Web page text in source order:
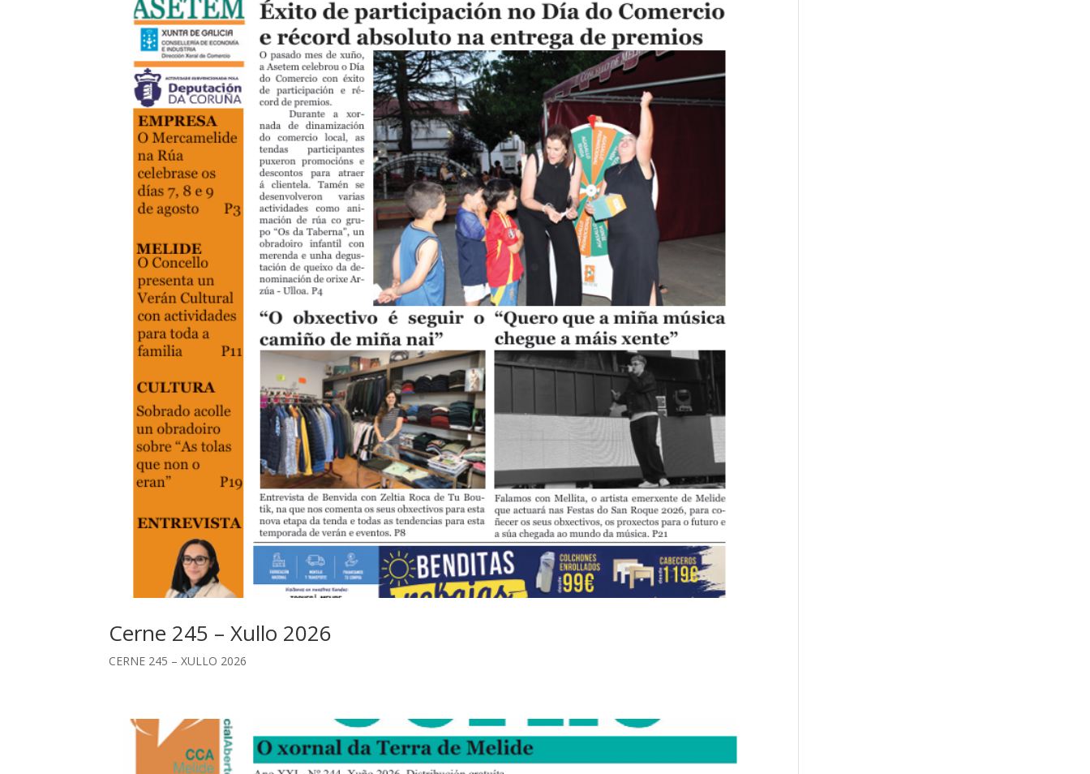
Cerne 245 – Xullo 2026
CERNE 245 – XULLO 2026